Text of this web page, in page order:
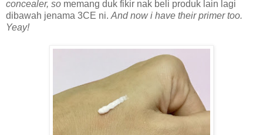
concealer, so memang duk fikir nak beli produk lain lagi
dibawah jenama 3CE ni. And now i have their primer too.
Yeay!